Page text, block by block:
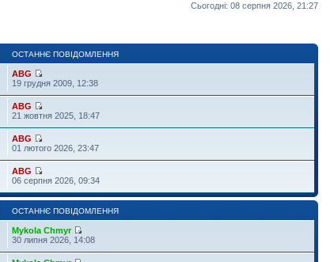
Сьогодні: 08 серпня 2026, 21:27
ОСТАННЄ ПОВІДОМЛЕННЯ
ABG
19 грудня 2009, 12:38
ABG
21 жовтня 2025, 18:47
ABG
01 лютого 2026, 23:47
ABG
06 серпня 2026, 09:34
ОСТАННЄ ПОВІДОМЛЕННЯ
Mykola Chmyr
30 липня 2026, 14:08